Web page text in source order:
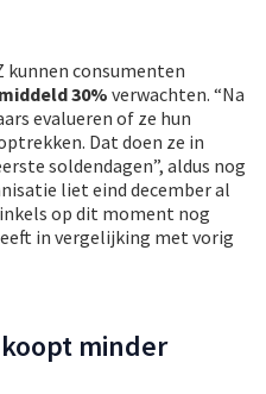
kunnen consumenten
30% verwachten. “Na
evalueren of ze hun
Dat doen ze in
soldendagen”, aldus nog
liet eind december al
op dit moment nog
in vergelijking met vorig
minder